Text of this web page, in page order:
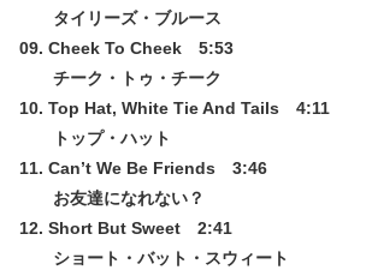
タイリーズ・ブルース
09. Cheek To Cheek 5:53
チーク・トゥ・チーク
10. Top Hat, White Tie And Tails 4:11
トップ・ハット
11. Can’t We Be Friends 3:46
お友達になれない？
12. Short But Sweet 2:41
ショート・バット・スウィート